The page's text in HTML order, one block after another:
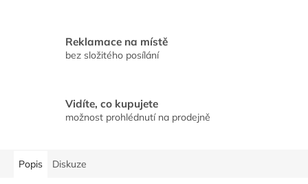
Reklamace na místě
bez složitého posílání
Vidíte, co kupujete
možnost prohlédnutí na prodejně
Popis Diskuze